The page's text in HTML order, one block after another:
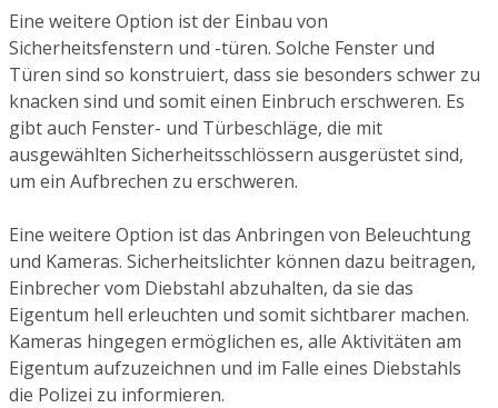
Eine weitere Option ist der Einbau von
Sicherheitsfenstern und -türen. Solche Fenster und
Türen sind so konstruiert, dass sie besonders schwer zu
knacken sind und somit einen Einbruch erschweren. Es
gibt auch Fenster- und Türbeschläge, die mit
ausgewählten Sicherheitsschlössern ausgerüstet sind,
um ein Aufbrechen zu erschweren.
Eine weitere Option ist das Anbringen von Beleuchtung
und Kameras. Sicherheitslichter können dazu beitragen,
Einbrecher vom Diebstahl abzuhalten, da sie das
Eigentum hell erleuchten und somit sichtbarer machen.
Kameras hingegen ermöglichen es, alle Aktivitäten am
Eigentum aufzuzeichnen und im Falle eines Diebstahls
die Polizei zu informieren.